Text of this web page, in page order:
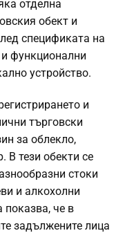
отделна
обект и
спецификата на
и функционални
устройство.
и
търговски
за облекло,
В тези обекти се
стоки
и алкохолни
показва, че в
задължените лица